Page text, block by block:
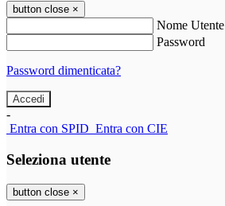
button close ×
Nome Utente
Password
Password dimenticata?
-
Entra con SPID Entra con CIE
Seleziona utente
button close ×